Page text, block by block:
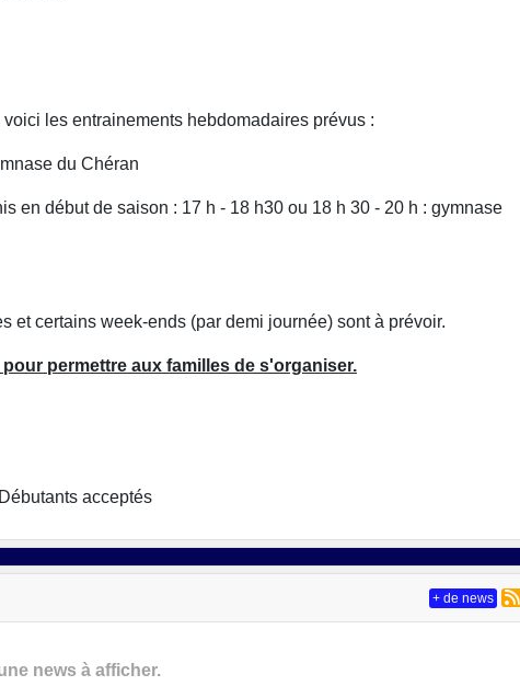
les entrainements hebdomadaires prévus :
du Chéran
en début de saison : 17 h - 18 h30 ou 18 h 30 - 20 h : gymnase
et certains week-ends (par demi journée) sont à prévoir.
permettre aux familles de s'organiser.
acceptés
news à afficher.
+ de news